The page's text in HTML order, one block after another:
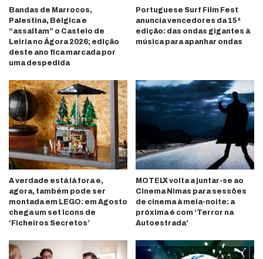
Bandas de Marrocos,
Palestina, Bélgica e
“assaltam” o Castelo de
Leiria no Ágora 2026; edição
deste ano fica marcada por
uma despedida
Portuguese Surf Film Fest
anuncia vencedores da 15ª
edição: das ondas gigantes à
música para apanhar ondas
A verdade está lá fora e,
agora, também pode ser
montada em LEGO: em Agosto
chega um set Icons de
‘Ficheiros Secretos’
MOTELX volta a juntar-se ao
Cinema Nimas para sessões
de cinema à meia-noite: a
próxima é com ‘Terror na
Autoestrada’